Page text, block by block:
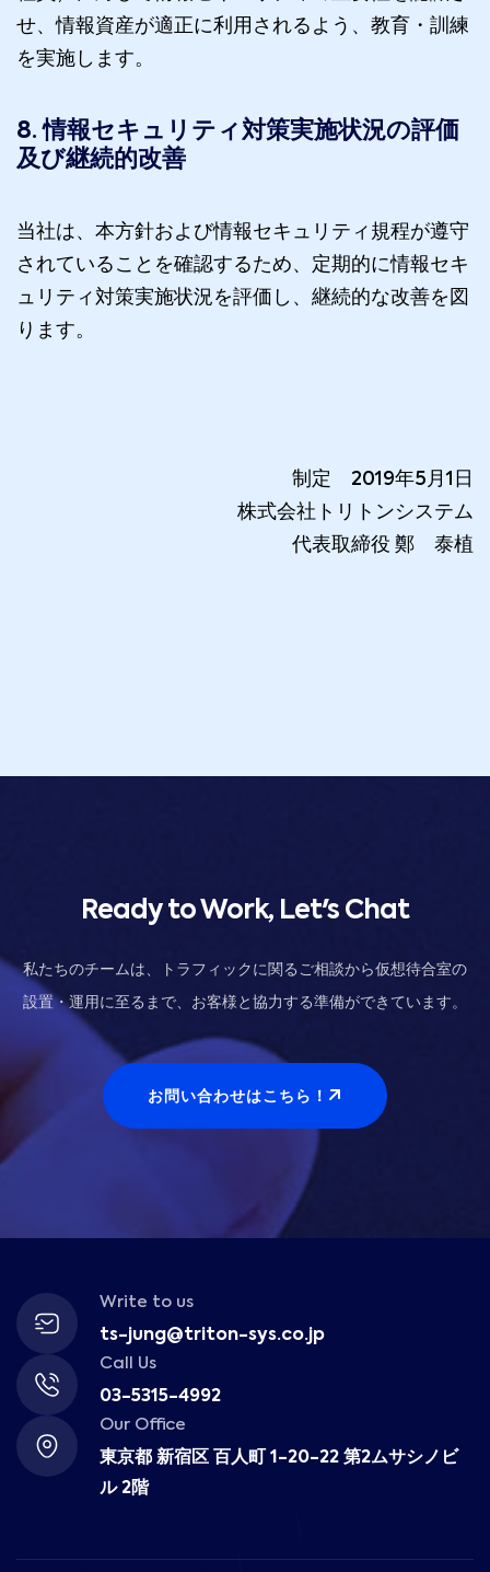
せ、情報資産が適正に利用されるよう、教育・訓練
を実施します。
8. 情報セキュリティ対策実施状況の評価
及び継続的改善
当社は、本方針および情報セキュリティ規程が遵守
されていることを確認するため、定期的に情報セキ
ュリティ対策実施状況を評価し、継続的な改善を図
ります。
制定 2019年5月1日
株式会社トリトンシステム
代表取締役 鄭 泰植
Ready to Work, Let's Chat
私たちのチームは、トラフィックに関るご相談から仮想待合室の
設置・運用に至るまで、お客様と協力する準備ができています。
お問い合わせはこちら！
Write to us
ts-jung@triton-sys.co.jp
Call Us
03-5315-4992
Our Office
東京都 新宿区 百人町 1-20-22 第2ムサシノビ
ル 2階